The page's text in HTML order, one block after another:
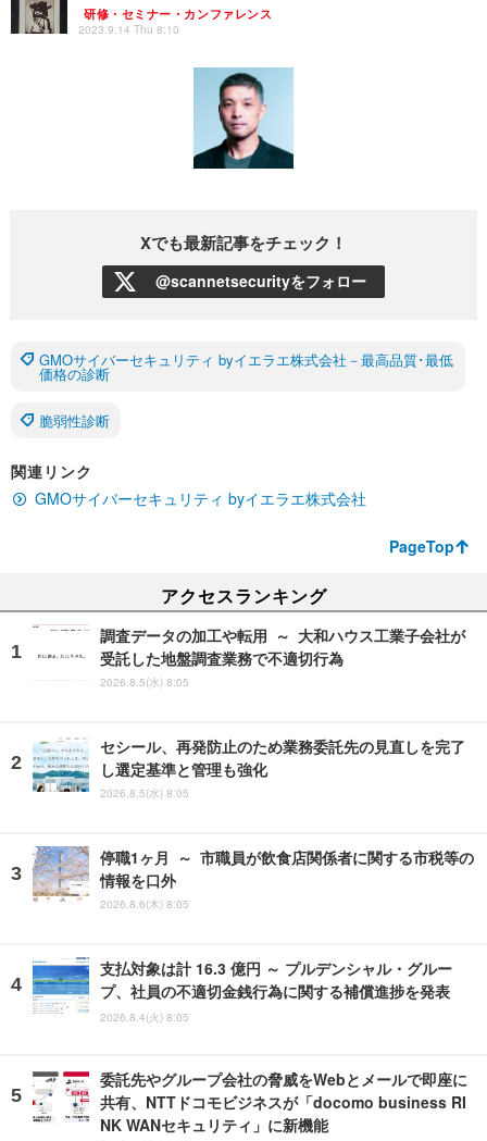
研修・セミナー・カンファレンス
2023.9.14 Thu 8:10
Xでも最新記事をチェック！
@scannetsecurityをフォロー
GMOサイバーセキュリティ byイエラエ株式会社－最高品質･最低
価格の診断
脆弱性診断
関連リンク
GMOサイバーセキュリティ byイエラエ株式会社
PageTop
アクセスランキング
調査データの加工や転用 ～ 大和ハウス工業子会社が
受託した地盤調査業務で不適切行為
2026.8.5(水) 8:05
セシール、再発防止のため業務委託先の見直しを完了
し選定基準と管理も強化
2026.8.5(水) 8:05
停職1ヶ月 ～ 市職員が飲食店関係者に関する市税等の
情報を口外
2026.8.6(木) 8:05
支払対象は計 16.3 億円 ～ プルデンシャル・グルー
プ、社員の不適切金銭行為に関する補償進捗を発表
2026.8.4(火) 8:05
委託先やグループ会社の脅威をWebとメールで即座に
共有、NTTドコモビジネスが「docomo business RI
NK WANセキュリティ」に新機能